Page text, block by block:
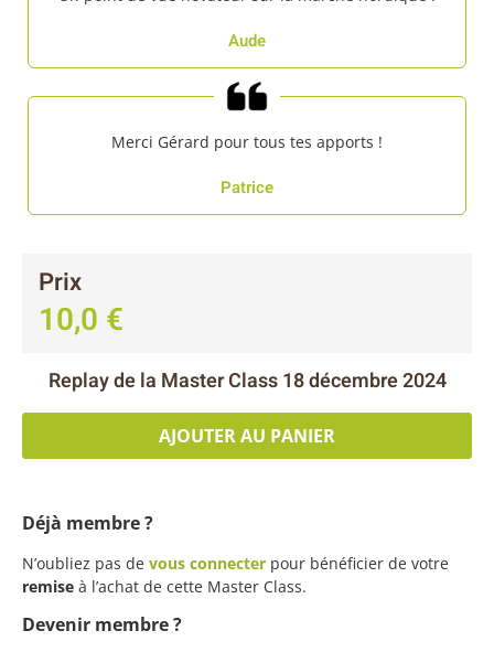
Aude
Merci Gérard pour tous tes apports !
Patrice
Prix
10,0 €
Replay de la Master Class 18 décembre 2024
AJOUTER AU PANIER
Déjà membre ?
N’oubliez pas de vous connecter pour bénéficier de votre
remise à l’achat de cette Master Class.
Devenir membre ?